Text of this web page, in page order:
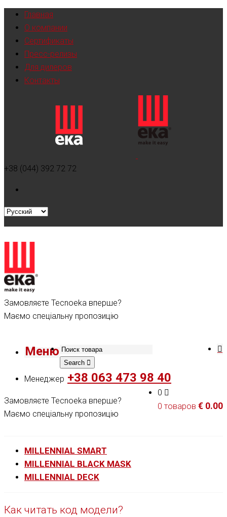
Главная
О компании
Сертификаты
Пресс-релизы
Для дилеров
Контакты
+38 (044) 392 72 72
Замовляєте Tecnoeka вперше?
Маємо спеціальну пропозицію
Меню
Search
Менеджер +38 063 473 98 40
0
0 товаров € 0.00
Замовляєте Tecnoeka вперше?
Маємо спеціальну пропозицію
MILLENNIAL SMART
MILLENNIAL BLACK MASK
MILLENNIAL DECK
Как читать код модели?